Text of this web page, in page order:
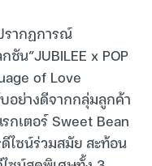
รากฏการณ์
น”JUBILEE x POP
of Love
อย่างดีจากกลุ่มลูกค้า
กเตอร์ Sweet Bean
ไซน์ร่วมสมัย สะท้อน